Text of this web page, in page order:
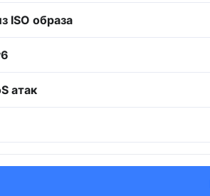
ISO образа
атак